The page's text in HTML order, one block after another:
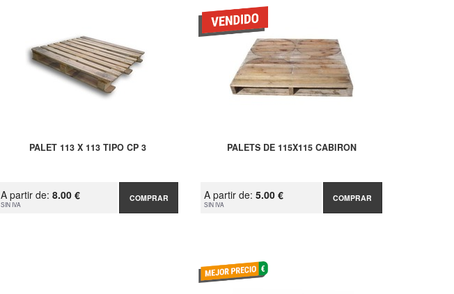
PALET 113 X 113 TIPO CP 3
A partir de: 8.00 €
SIN IVA
COMPRAR
PALETS DE 115X115 CABIRON
A partir de:5.00 €
SIN IVA
COMPRAR